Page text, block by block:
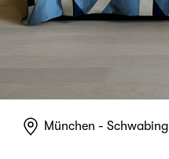
München - Schwabing